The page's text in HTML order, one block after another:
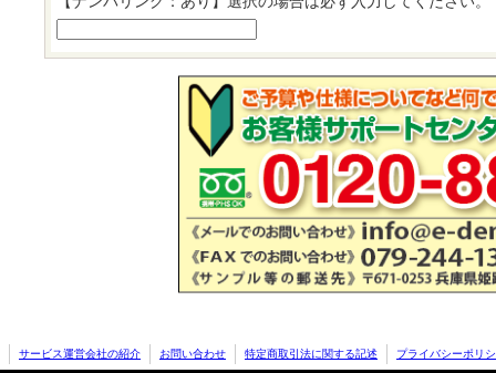
サービス運営会社の紹介 お問い合わせ 特定商取引法に関する記述 プライバシーポリ